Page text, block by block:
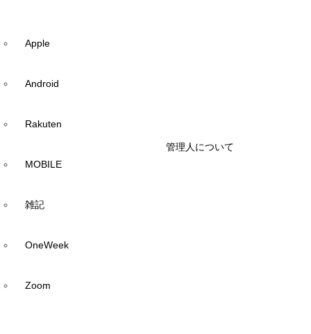
Apple
Android
Rakuten
MOBILE
雑記
OneWeek
Zoom
管理人について